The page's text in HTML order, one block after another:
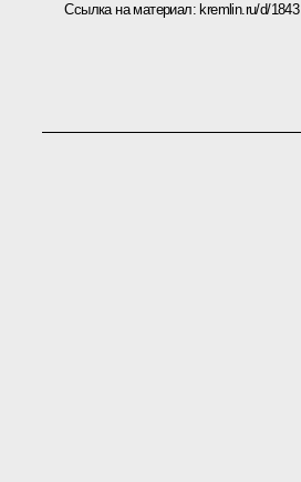
Ссылка на материал: kremlin.ru/d/1843